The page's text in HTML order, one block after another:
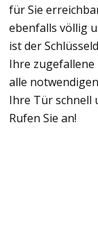
für Sie
ebenfalls völlig
ist der
Ihre
alle
Ihre Tür schnell
Rufen Sie an!